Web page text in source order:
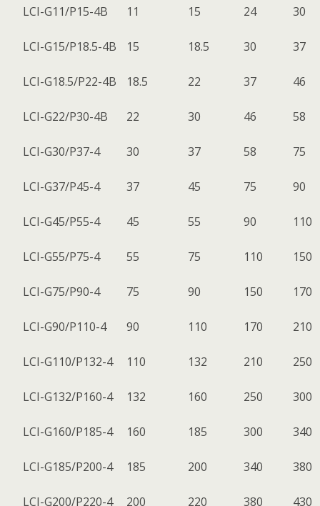
LCI-G11/P15-4B 11 15 24 30
LCI-G15/P18.5-4B 15 18.5 30 37
LCI-G18.5/P22-4B 18.5 22 37 46
LCI-G22/P30-4B 22 30 46 58
LCI-G30/P37-4 30 37 58 75
LCI-G37/P45-4 37 45 75 90
LCI-G45/P55-4 45 55 90 110
LCI-G55/P75-4 55 75 110 150
LCI-G75/P90-4 75 90 150 170
LCI-G90/P110-4 90 110 170 210
LCI-G110/P132-4 110 132 210 250
LCI-G132/P160-4 132 160 250 300
LCI-G160/P185-4 160 185 300 340
LCI-G185/P200-4 185 200 340 380
LCI-G200/P220-4 200 220 380 430